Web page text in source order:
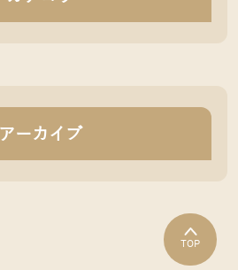
アーカイブ
TOP